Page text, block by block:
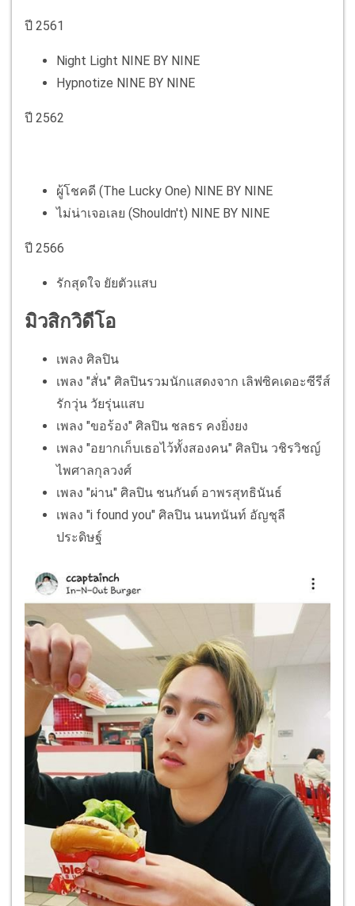
ปี 2561
Night Light NINE BY NINE
Hypnotize NINE BY NINE
ปี 2562
ผู้โชคดี (The Lucky One) NINE BY NINE
ไม่น่าเจอเลย (Shouldn't) NINE BY NINE
ปี 2566
รักสุดใจ ยัยตัวแสบ
มิวสิกวิดีโอ
เพลง ศิลปิน
เพลง "สั่น" ศิลปินรวมนักแสดงจาก เลิฟซิคเดอะซีรีส์
รักวุ่น วัยรุ่นแสบ
เพลง "ขอร้อง" ศิลปิน ชลธร คงยิ่งยง
เพลง "อยากเก็บเธอไว้ทั้งสองคน" ศิลปิน วชิรวิชญ์
ไพศาลกุลวงศ์
เพลง "ผ่าน" ศิลปิน ชนกันต์ อาพรสุทธินันธ์
เพลง "i found you" ศิลปิน นนทนันท์ อัญชุลี
ประดิษฐ์